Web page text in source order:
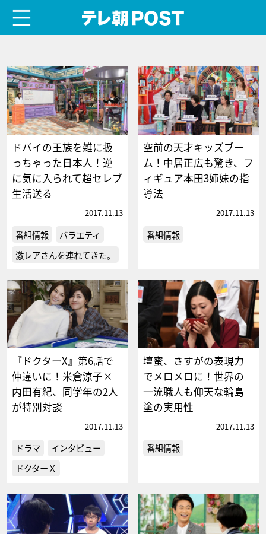
ドバイの王族を雑に扱
っちゃった日本人！逆
に気に入られて超セレブ
生活送る
2017.11.13
番組情報
バラエティ
激レアさんを連れてきた。
空前の天才キッズブー
ム！中居正広も驚き、フ
ィギュア本田3姉妹の指
導法
2017.11.13
番組情報
『ドクターX』第6話で
仲違いに！米倉涼子×
内田有紀、同学年の2人
が特別対談
2017.11.13
ドラマ
インタビュー
ドクターＸ
壇蜜、さすがの表現力
でメロメロに！世界の
一流職人も仰天な輪島
塗の実用性
2017.11.13
番組情報